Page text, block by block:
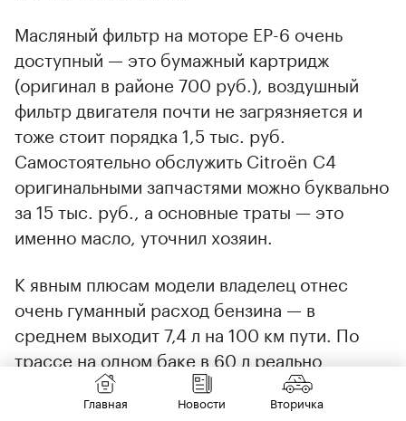
Масляный фильтр на моторе EP-6 очень
доступный — это бумажный картридж
(оригинал в районе 700 руб.), воздушный
фильтр двигателя почти не загрязняется и
тоже стоит порядка 1,5 тыс. руб.
Самостоятельно обслужить Citroёn С4
оригинальными запчастями можно буквально
за 15 тыс. руб., а основные траты — это
именно масло, уточнил хозяин.
К явным плюсам модели владелец отнес
очень гуманный расход бензина — в
среднем выходит 7,4 л на 100 км пути. По
трассе на одном баке в 60 л реально
проехать под 800 км. Правда, к качеству
бензина Citroёn очень придирчив: лить
Главная Новости Вторичка